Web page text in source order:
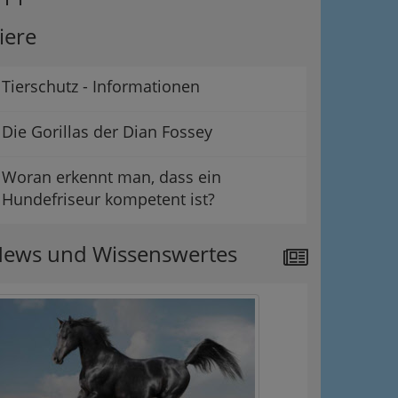
Tierschutz - Informationen
Die Gorillas der Dian Fossey
Woran erkennt man, dass ein
Hundefriseur kompetent ist?
und Wissenswertes